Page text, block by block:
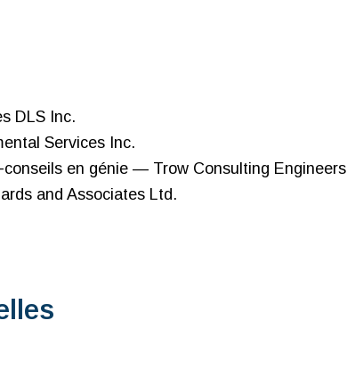
DLS Inc.
Services Inc.
en génie — Trow Consulting Engineers
and Associates Ltd.